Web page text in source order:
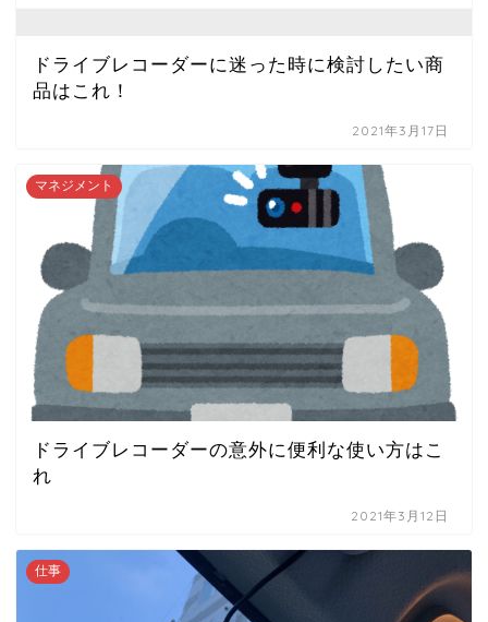
ドライブレコーダーに迷った時に検討したい商
品はこれ！
2021年3月17日
マネジメント
ドライブレコーダーの意外に便利な使い方はこ
れ
2021年3月12日
仕事